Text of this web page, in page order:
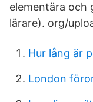
elementära och
lärare). org/
Hur lång är
London